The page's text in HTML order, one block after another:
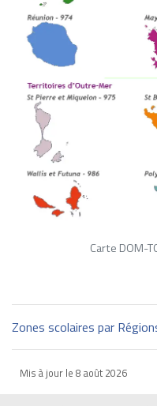
Carte DOM-
Zones scolaires par
Mis à jour le 8 août 2026